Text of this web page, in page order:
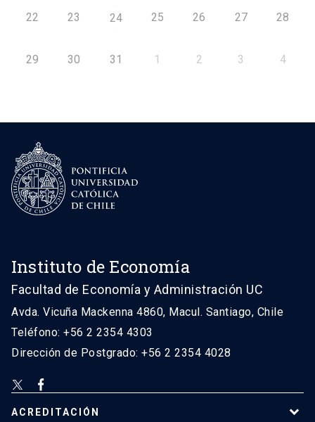
22 23 24 25 26 27 28
29 30 31 1 2 3 4
Instituto de Economía
Facultad de Economía y Administración UC
Avda. Vicuña Mackenna 4860, Macul. Santiago, Chile
Teléfono: +56 2 2354 4303
Dirección de Postgrado: +56 2 2354 4028
ACREDITACIÓN